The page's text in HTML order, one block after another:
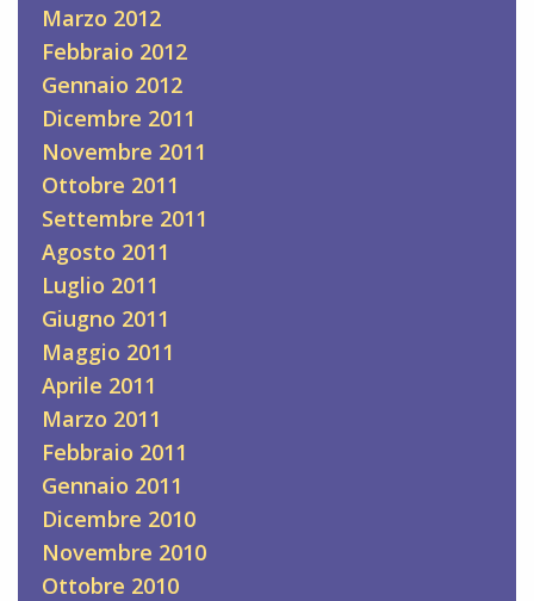
Marzo 2012
Febbraio 2012
Gennaio 2012
Dicembre 2011
Novembre 2011
Ottobre 2011
Settembre 2011
Agosto 2011
Luglio 2011
Giugno 2011
Maggio 2011
Aprile 2011
Marzo 2011
Febbraio 2011
Gennaio 2011
Dicembre 2010
Novembre 2010
Ottobre 2010